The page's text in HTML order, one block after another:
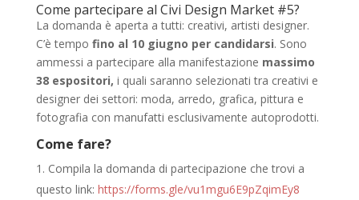
Come partecipare al Civi Design Market #5?
La domanda è aperta a tutti: creativi, artisti designer.
C’è tempo fino al 10 giugno per candidarsi. Sono
ammessi a partecipare alla manifestazione massimo
38 espositori, i quali saranno selezionati tra creativi e
designer dei settori: moda, arredo, grafica, pittura e
fotografia con manufatti esclusivamente autoprodotti.
Come fare?
Compila la domanda di partecipazione che trovi a
questo link: https://forms.gle/vu1mgu6E9pZqimEy8